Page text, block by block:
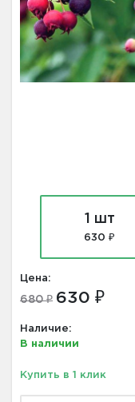
1 шт
630 ₽
Цена:
680 ₽ 630 ₽
Наличие:
В наличии
Купить в 1 клик